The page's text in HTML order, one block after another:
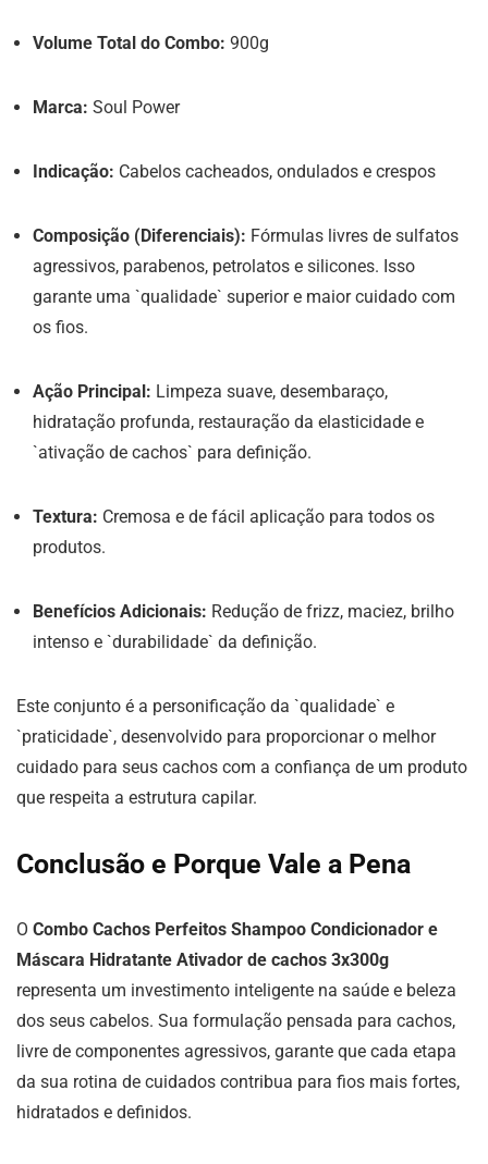
Volume Total do Combo: 900g
Marca: Soul Power
Indicação: Cabelos cacheados, ondulados e crespos
Composição (Diferenciais): Fórmulas livres de sulfatos
agressivos, parabenos, petrolatos e silicones. Isso
garante uma `qualidade` superior e maior cuidado com
os fios.
Ação Principal: Limpeza suave, desembaraço,
hidratação profunda, restauração da elasticidade e
`ativação de cachos` para definição.
Textura: Cremosa e de fácil aplicação para todos os
produtos.
Benefícios Adicionais: Redução de frizz, maciez, brilho
intenso e `durabilidade` da definição.
Este conjunto é a personificação da `qualidade` e
`praticidade`, desenvolvido para proporcionar o melhor
cuidado para seus cachos com a confiança de um produto
que respeita a estrutura capilar.
Conclusão e Porque Vale a Pena
O Combo Cachos Perfeitos Shampoo Condicionador e
Máscara Hidratante Ativador de cachos 3x300g
representa um investimento inteligente na saúde e beleza
dos seus cabelos. Sua formulação pensada para cachos,
livre de componentes agressivos, garante que cada etapa
da sua rotina de cuidados contribua para fios mais fortes,
hidratados e definidos.